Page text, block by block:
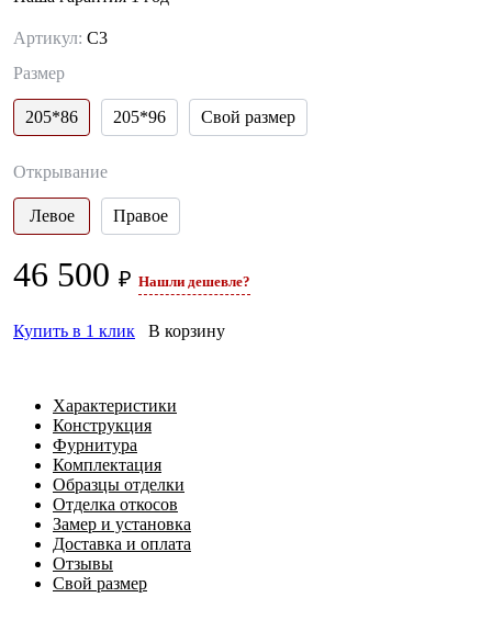
Артикул: С3
Размер
205*86 205*96 Свой размер
Открывание
Левое Правое
46 500 ₽ Нашли дешевле?
Купить в 1 клик В корзину
Характеристики
Конструкция
Фурнитура
Комплектация
Образцы отделки
Отделка откосов
Замер и установка
Доставка и оплата
Отзывы
Свой размер